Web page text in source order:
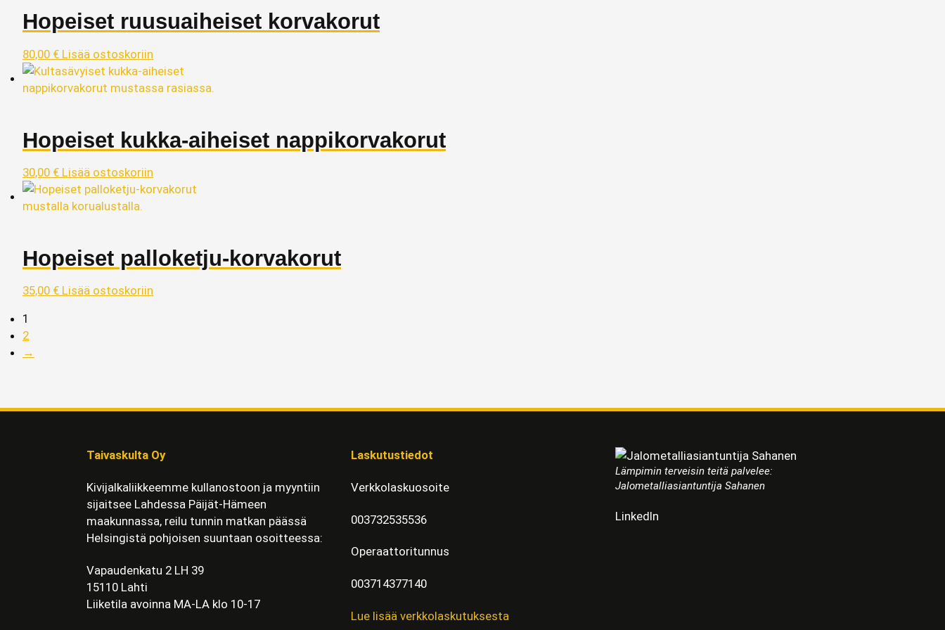
Hopeiset ruusuaiheiset korvakorut
80,00 € Lisää ostoskoriin
Hopeiset kukka-aiheiset nappikorvakorut
30,00 € Lisää ostoskoriin
Hopeiset palloketju-korvakorut
35,00 € Lisää ostoskoriin
1
2
→
Taivaskulta Oy
Kivijalkaliikkeemme kullanostoon ja myyntiin
sijaitsee Lahdessa Päijät-Hämeen
maakunnassa, reilu tunnin matkan päässä
Helsingistä pohjoisen suuntaan osoitteessa:
Vapaudenkatu 2 LH 39
15110 Lahti
Liiketila avoinna MA-LA klo 10-17
Laskutustiedot
Verkkolaskuosoite
003732535536
Operaattoritunnus
003714377140
Lue lisää verkkolaskutuksesta
Lämpimin terveisin teitä palvelee:
Jalometalliasiantuntija Sahanen
LinkedIn